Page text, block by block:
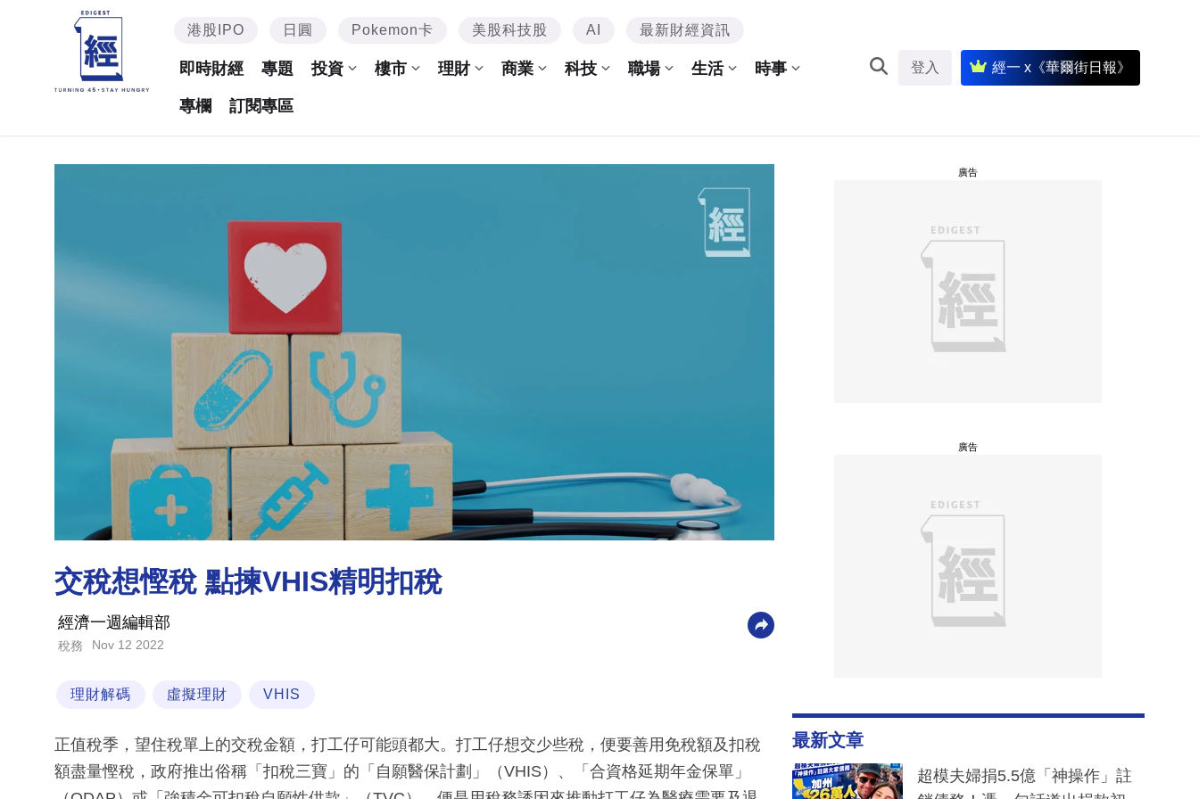
港股IPO 日圓 Pokemon卡 美股科技股 AI 最新財經資訊
即時財經 專題 投資 樓市 理財 商業 科技 職場 生活 時事
專欄 訂閱專區
登入 經一 x《華爾街日報》
交稅想慳稅 點揀VHIS精明扣稅
經濟一週編輯部
稅務 Nov 12 2022
理財解碼 虛擬理財 VHIS
正值稅季，望住稅單上的交稅金額，打工仔可能頭都大。打工仔想交少些稅，便要善用免稅額及扣稅
額盡量慳稅，政府推出俗稱「扣稅三寶」的「自願醫保計劃」（VHIS）、「合資格延期年金保單」
廣告
廣告
最新文章
超模夫婦捐5.5億「神操作」註